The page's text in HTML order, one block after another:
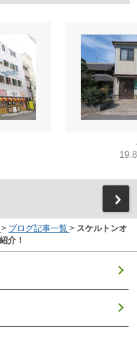
> ブログ記事一覧 > スケルトンオ
介！